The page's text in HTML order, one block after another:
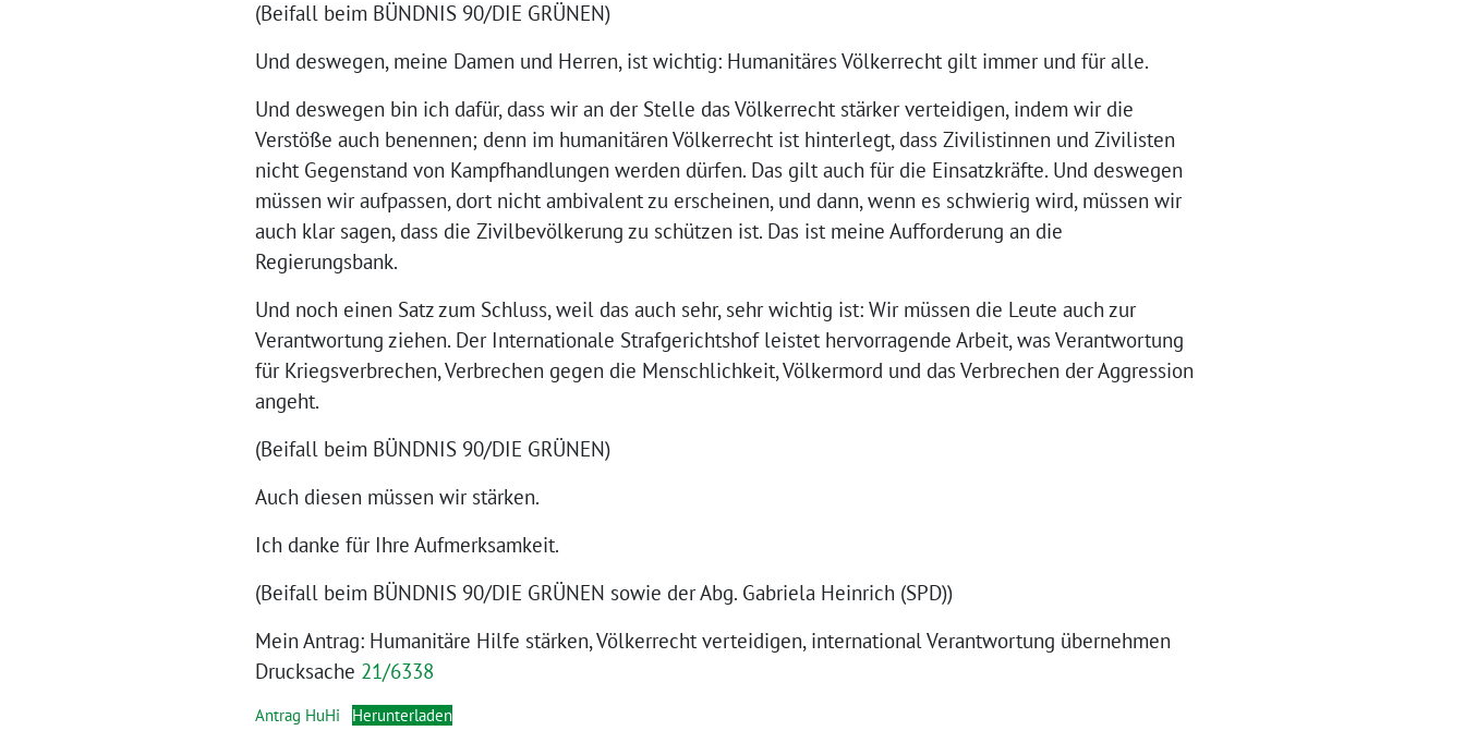
(Beifall beim BÜNDNIS 90/DIE GRÜNEN)
Und deswegen, meine Damen und Herren, ist wichtig: Humanitäres Völkerrecht gilt immer und für alle.
Und deswegen bin ich dafür, dass wir an der Stelle das Völkerrecht stärker verteidigen, indem wir die
Verstöße auch benennen; denn im humanitären Völkerrecht ist hinterlegt, dass Zivilistinnen und Zivilisten
nicht Gegenstand von Kampfhandlungen werden dürfen. Das gilt auch für die Einsatzkräfte. Und deswegen
müssen wir aufpassen, dort nicht ambivalent zu erscheinen, und dann, wenn es schwierig wird, müssen wir
auch klar sagen, dass die Zivilbevölkerung zu schützen ist. Das ist meine Aufforderung an die
Regierungsbank.
Und noch einen Satz zum Schluss, weil das auch sehr, sehr wichtig ist: Wir müssen die Leute auch zur
Verantwortung ziehen. Der Internationale Strafgerichtshof leistet hervorragende Arbeit, was Verantwortung
für Kriegsverbrechen, Verbrechen gegen die Menschlichkeit, Völkermord und das Verbrechen der Aggression
angeht.
(Beifall beim BÜNDNIS 90/DIE GRÜNEN)
Auch diesen müssen wir stärken.
Ich danke für Ihre Aufmerksamkeit.
(Beifall beim BÜNDNIS 90/DIE GRÜNEN sowie der Abg. Gabriela Heinrich (SPD))
Mein Antrag: Humanitäre Hilfe stärken, Völkerrecht verteidigen, international Verantwortung übernehmen
Drucksache 21/6338
Antrag HuHi Herunterladen